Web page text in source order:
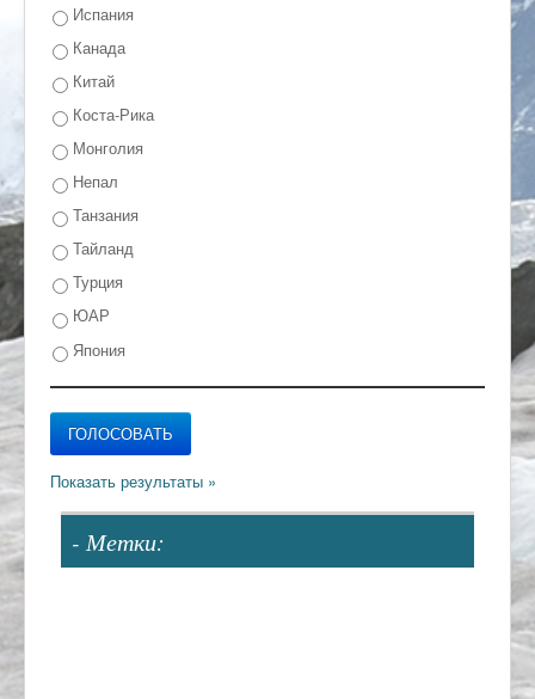
Испания
Канада
Китай
Коста-Рика
Монголия
Непал
Танзания
Тайланд
Турция
ЮАР
Япония
- Метки: